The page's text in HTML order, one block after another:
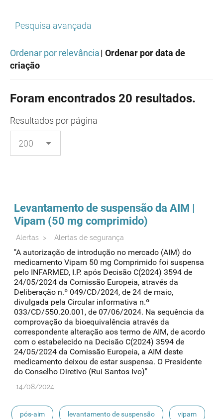
Pesquisa avançada
Ordenar por relevância| Ordenar por data de
criação
Foram encontrados 20 resultados.
Resultados por página
Levantamento de suspensão da AIM |
Vipam (50 mg comprimido)
Alertas > Alertas de segurança
"A autorização de introdução no mercado (AIM) do
medicamento Vipam 50 mg Comprimido foi suspensa
pelo INFARMED, I.P. após Decisão C(2024) 3594 de
24/05/2024 da Comissão Europeia, através da
Deliberação n.º 049/CD/2024, de 24 de maio,
divulgada pela Circular informativa n.º
033/CD/550.20.001, de 07/06/2024. Na sequência da
comprovação da bioequivalência através da
correspondente alteração aos termo de AIM, de acordo
com o estabelecido na Decisão C(2024) 3594 de
24/05/2024 da Comissão Europeia, a AIM deste
medicamento deixou de estar suspensa. O Presidente
do Conselho Diretivo (Rui Santos Ivo)"
14/08/2024
pós-aim levantamento de suspensão vipam